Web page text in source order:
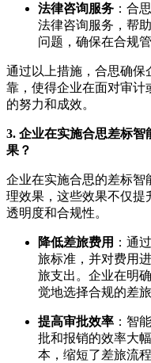
法律咨询服务 ：合
法律咨询服务，帮
问题，确保在合规
通过以上措施，合思确保
靠，使得企业在面对审计
的努力和成效。
3. 企业在实施合思差标
果？
企业在实施合思的差标智
理效果，这些效果不仅提
透明度和合规性。
降低差旅费用 ：通
旅标准，并对费用
旅支出。企业在明
觉地选择合规的差旅
提高审批效率 ：智
批和报销的效率大
本，缩短了差旅流